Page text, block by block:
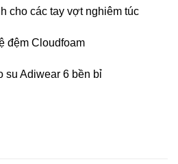
cho các tay vợt nghiêm túc
đệm Cloudfoam
su Adiwear 6 bền bỉ